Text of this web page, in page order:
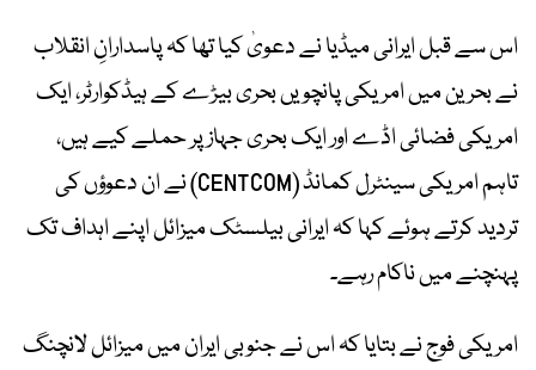
اس سے قبل ایرانی میڈیا نے دعویٰ کیا تھا کہ پاسدارانِ انقلاب
نے بحرین میں امریکی پانچویں بحری بیڑے کے ہیڈکوارٹر، ایک
امریکی فضائی اڈے اور ایک بحری جہاز پر حملے کیے ہیں،
تاہم امریکی سینٹرل کمانڈ (CENTCOM) نے ان دعوؤں کی
تردید کرتے ہوئے کہا کہ ایرانی بیلسٹک میزائل اپنے اہداف تک
پہنچنے میں ناکام رہے۔
امریکی فوج نے بتایا کہ اس نے جنوبی ایران میں میزائل لانچنگ